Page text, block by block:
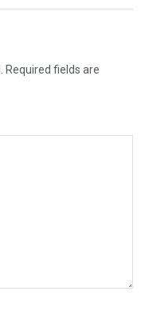
Required fields are